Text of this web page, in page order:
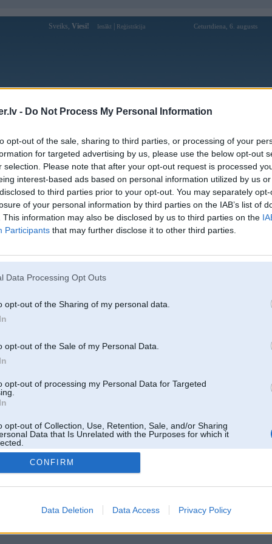
- Do Not Process My Personal Information
opt-out of the sale, sharing to third parties, or processing of your
for targeted advertising by us, please use the below opt-out
selection. Please note that after your opt-out request is processed
interest-based ads based on personal information utilized by us
to third parties prior to your opt-out. You may separately
of your personal information by third parties on the IAB’s list of
This information may also be disclosed by us to third parties on the
Participants that may further disclose it to other third parties.
Data Processing Opt Outs
opt-out of the Sharing of my personal data.
opt-out of the Sale of my Personal Data.
opt-out of processing my Personal Data for Targeted
opt-out of Collection, Use, Retention, Sale, and/or Sharing
Data that Is Unrelated with the Purposes for which it
CONFIRM
Data Deletion Data Access Privacy Policy
Sveiks, Viesi! Ienākt Reģistrācija Ceturtdiena, 6. augusts
Forums Galerijas Reģistrācija Lietotāji
Lietotāja Kroljix profils
Pēdējo reizi manīts: 21. Apr 2026, 17:35
Lietotājvārds:
Kroljix
Pilsēta:
Rīga
Braucu ar:
Intereses:
amidopirīns, galaperidols un glutēns. var
un nav saistīts ar